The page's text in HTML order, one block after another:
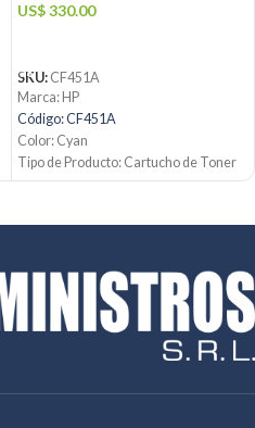
US$330.00
SKU: CF451A
Marca: HP
Código: CF451A
Color: Cyan
Tipo de Producto: Cartucho de Toner
655A
Rendimiento: Hasta 10,500 páginas
Producto: Original
ventas@jynsuministros.com
📱 WhatsApp:51 991 864 930